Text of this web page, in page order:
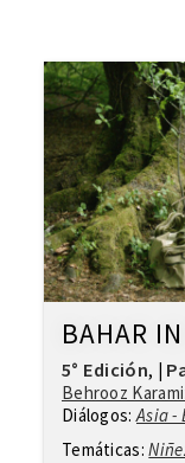
BAHAR
5° Edición, |
Behrooz
Diálogos:Asia -
Temáticas: